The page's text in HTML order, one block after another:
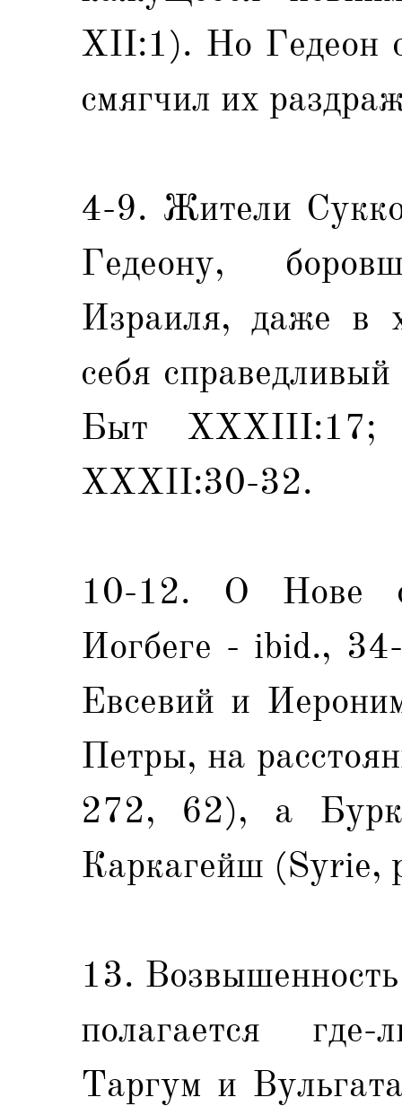
XII:1). Но Гедеон
смягчил их
4-9. Жители
Гедеону,
Израиля, даже в
себя
Быт
XXXII:30-32.
10-12. О Нове
Иогбеге - ibid.,
Евсевий и
Петры, на
272, 62), а
Каркагейш (Syrie,
13.
полагается
Таргум и